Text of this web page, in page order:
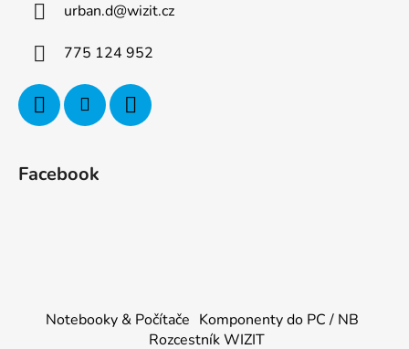
urban.d@wizit.cz
775 124 952
Facebook
Notebooky & Počítače Komponenty do PC / NB
Rozcestník WIZIT